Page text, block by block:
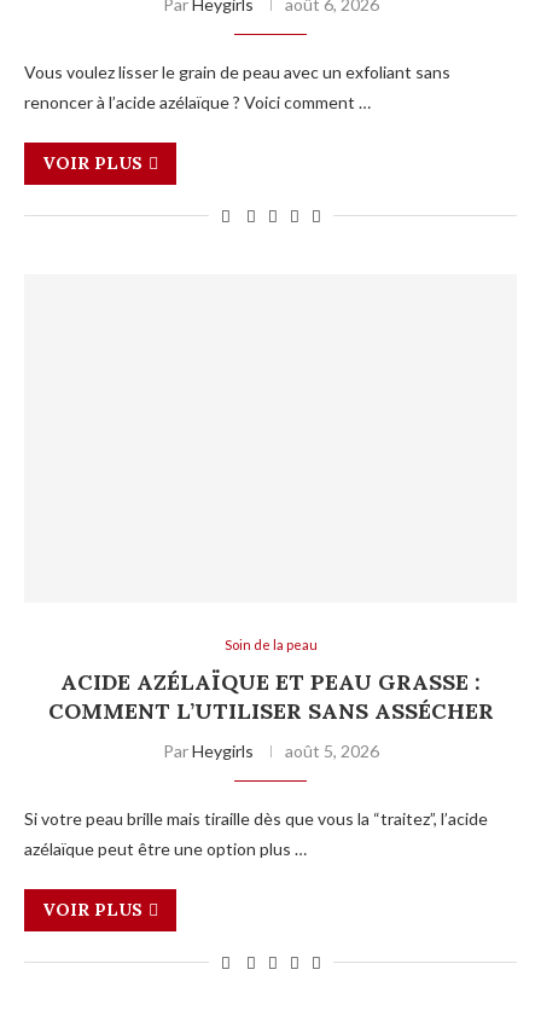
Vous voulez lisser le grain de peau avec un exfoliant sans
renoncer à l’acide azélaïque ? Voici comment …
VOIR PLUS
Soin de la peau
ACIDE AZÉLAÏQUE ET PEAU GRASSE :
COMMENT L’UTILISER SANS ASSÉCHER
ParHeygirls août 5, 2026
Si votre peau brille mais tiraille dès que vous la “traitez”, l’acide
azélaïque peut être une option plus …
VOIR PLUS